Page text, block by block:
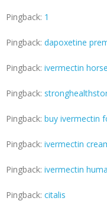
Pingback: 1
Pingback: dapoxetine
Pingback: ivermectin
Pingback:
Pingback: buy ivermectin
Pingback: ivermectin
Pingback: ivermectin
Pingback: citalis